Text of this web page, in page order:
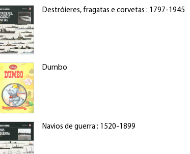
Destróieres, fragatas e corvetas : 1797-1945
Dumbo
Navios de guerra : 1520-1899